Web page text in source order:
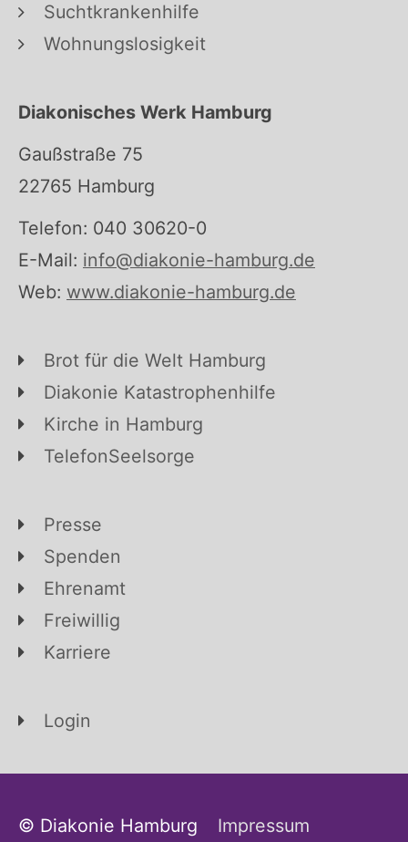
Suchtkrankenhilfe
Wohnungslosigkeit
Diakonisches Werk Hamburg
Gaußstraße 75
22765 Hamburg
Telefon: 040 30620-0
E-Mail: info@diakonie-hamburg.de
Web: www.diakonie-hamburg.de
Brot für die Welt Hamburg
Diakonie Katastrophenhilfe
Kirche in Hamburg
TelefonSeelsorge
Presse
Spenden
Ehrenamt
Freiwillig
Karriere
Login
© Diakonie Hamburg
Impressum